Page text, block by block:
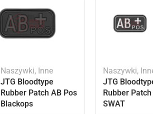
Naszywki, Inne
JTG Bloodtype
Rubber Patch AB Pos
Blackops
Naszywki,
JTG
Rubber
SWAT